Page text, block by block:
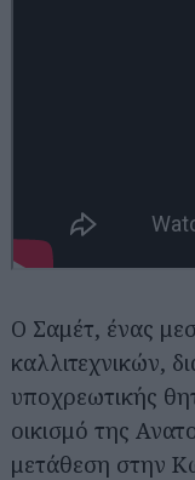
Ο Σαμέτ, ένας
καλλιτεχνικών,
υποχρεωτικής
οικισμό της
μετάθεση στην